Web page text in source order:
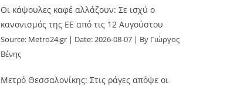
Οι κάψουλες καφέ αλλάζουν: Σε ισχύ ο
κανονισμός της ΕΕ από τις 12 Αυγούστου
Source: Metro24.gr Date: 2026-08-07
By Γιώργος
Βένης
Μετρό Θεσσαλονίκης: Στις ράγες απόψε οι